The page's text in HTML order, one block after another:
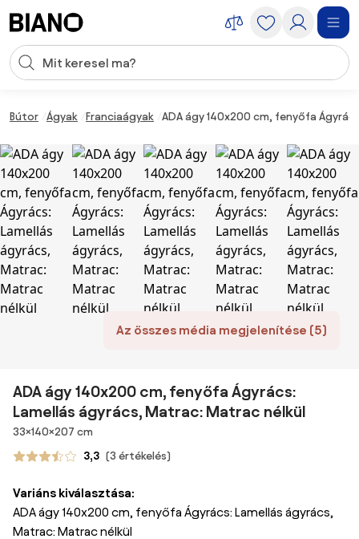
Keresési bevitel
Bútor Ágyak Franciaágyak ADA ágy 140x200 cm, fenyőfa
Az összes média megjelenítése (5)
ADA ágy 140x200 cm, fenyőfa Ágyrács:
Lamellás ágyrács, Matrac: Matrac nélkül
Méretek
33×140×207 cm
3,3 (3 értékelés)
Variáns kiválasztása:
ADA ágy 140x200 cm, fenyőfa Ágyrács: Lamellás ágyrács,
Matrac: Matrac nélkül